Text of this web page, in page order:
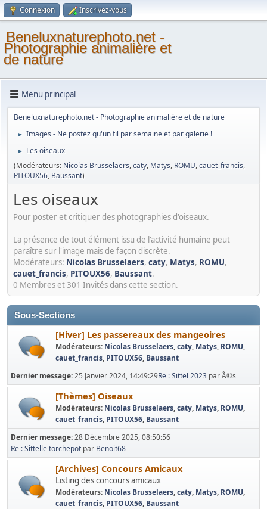
Connexion Inscrivez-vous
Beneluxnaturephoto.net -
Photographie animalière et
de nature
Menu principal
Beneluxnaturephoto.net - Photographie animalière et de nature
► Images - Ne postez qu'un fil par semaine et par galerie !
►
Les oiseaux
(Modérateurs: Nicolas Brusselaers,caty, Matys, ROMU,cauet_francis,
PITOUX56, Baussant)
Les oiseaux
Pour poster et critiquer des photographies d'oiseaux.
La présence de tout élément issu de l'activité humaine peut
paraître sur l'image mais de façon discrète.
Modérateurs: Nicolas Brusselaers, caty, Matys, ROMU,
cauet_francis, PITOUX56, Baussant.
0 Membres et 301 Invités dans cette section.
Sous-Sections
[Hiver] Les passereaux des mangeoires
Modérateurs: Nicolas Brusselaers,caty, Matys, ROMU,
cauet_francis, PITOUX56, Baussant
Dernier message:25 Janvier 2024, 14:49:29Re : Sittel 2023 par Ã©s
[Thèmes] Oiseaux
Modérateurs: Nicolas Brusselaers,caty, Matys, ROMU,
cauet_francis, PITOUX56, Baussant
Dernier message:28 Décembre 2025, 08:50:56
Re : Sittelle torchepot par Benoit68
[Archives] Concours Amicaux
Listing des concours amicaux
Modérateurs: Nicolas Brusselaers,caty, Matys, ROMU,
cauet_francis, PITOUX56, Baussant